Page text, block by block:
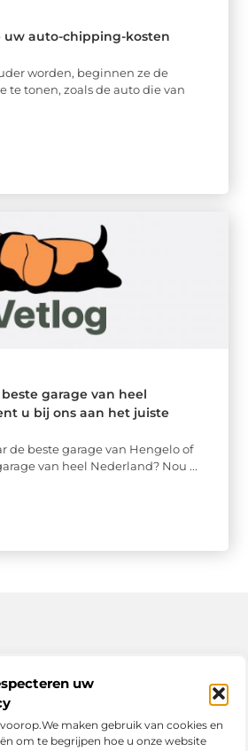
uw
maken gebruik van cookies en
om te begrijpen hoe u onze website
uw auto-chipping-kosten
worden, beginnen ze de
te tonen, zoals de auto die van
garage van heel
u bij ons aan het juiste
de beste garage van Hengelo of
van heel Nederland? Nou ...